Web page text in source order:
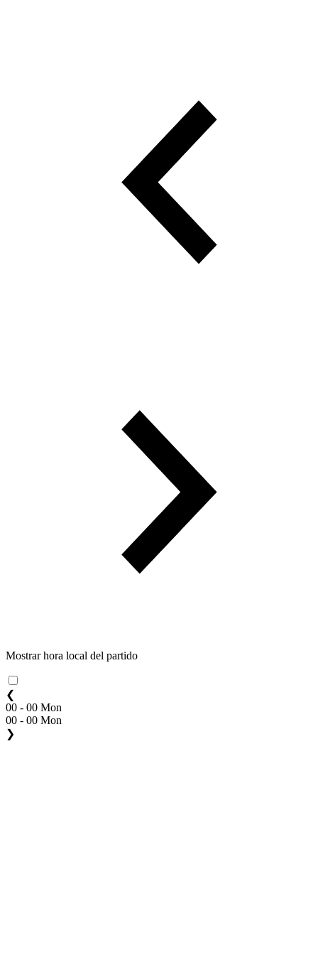
Mostrar hora local del partido
❮
00 - 00 Mon
00 - 00 Mon
❯